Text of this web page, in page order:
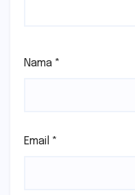
Nama *
Email *